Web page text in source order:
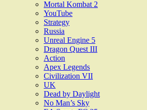
Mortal Kombat 2
YouTube
Strategy
Russia
Unreal Engine 5
Dragon Quest III
Action
Apex Legends
Civilization VII
UK
Dead by Daylight
No Man’s Sky